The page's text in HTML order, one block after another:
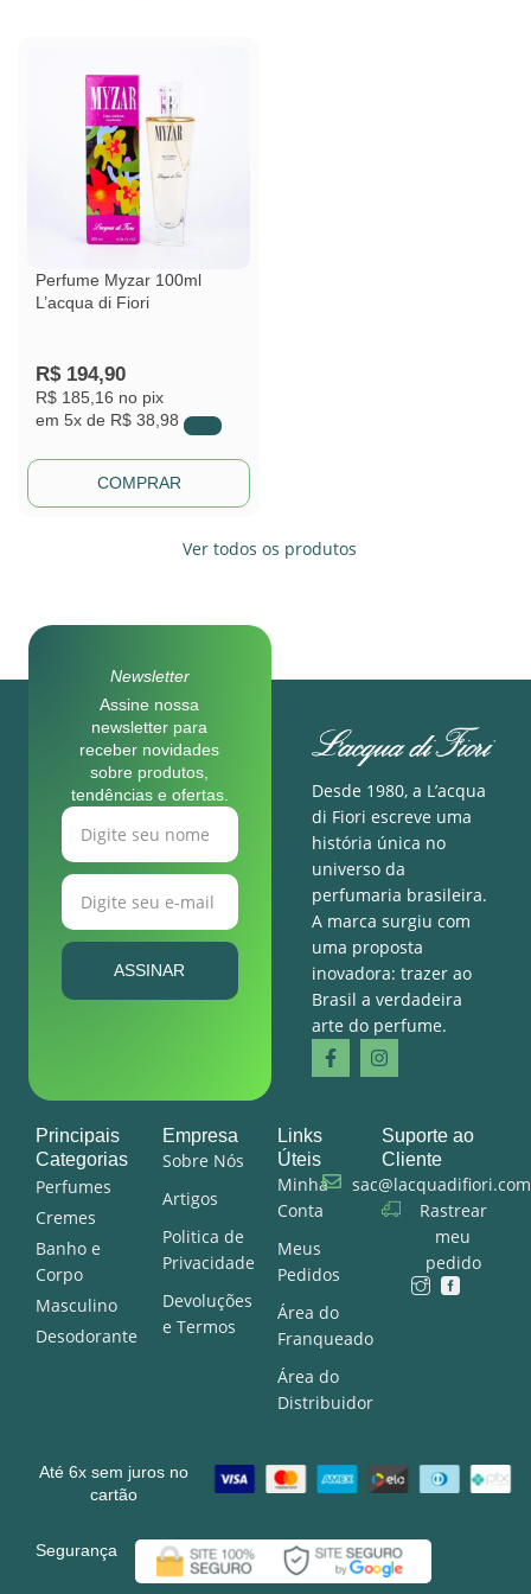
Perfume Myzar 100ml
L’acqua di Fiori
R$194,90
R$ 185,16 no pix
em 5x de R$ 38,98
COMPRAR
Ver todos os produtos
Newsletter
Assine nossa
newsletter para
receber novidades
sobre produtos,
tendências e ofertas.
ASSINAR
Desde 1980, a L’acqua
di Fiori escreve uma
história única no
universo da
perfumaria brasileira.
A marca surgiu com
uma proposta
inovadora: trazer ao
Brasil a verdadeira
arte do perfume.
Principais
Categorias
Perfumes
Cremes
Banho e
Corpo
Masculino
Desodorante
Empresa
Sobre Nós
Artigos
Politica de
Privacidade
Devoluções
e Termos
Links
Úteis
Minha
Conta
Meus
Pedidos
Área do
Franqueado
Área do
Distribuidor
Suporte ao
Cliente
Rastrear
meu
pedido
Até 6x sem juros no
cartão
Segurança